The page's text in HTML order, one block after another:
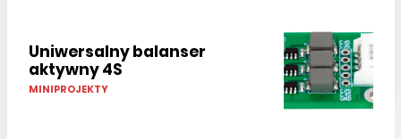
Uniwersalny balanser
aktywny 4S
MINIPROJEKTY